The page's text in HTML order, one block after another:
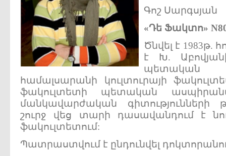
Գոշ Սարգսյան
«Դե Ֆակտո»
Ծնվել է 1983թ.
է Խ.
պետական
համալսարանի կուլտուրայի
ֆակուլտետի պետական
մանկավարժական գիտությունների
շուրջ վեց տարի դասավանդում է
ֆակուլտետում:
Պատրաստվում է ընդունվել